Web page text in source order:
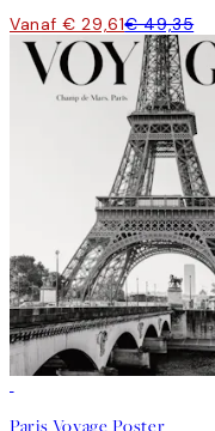
Vanaf € 29,61€ 49,35
Paris Voyage Poster